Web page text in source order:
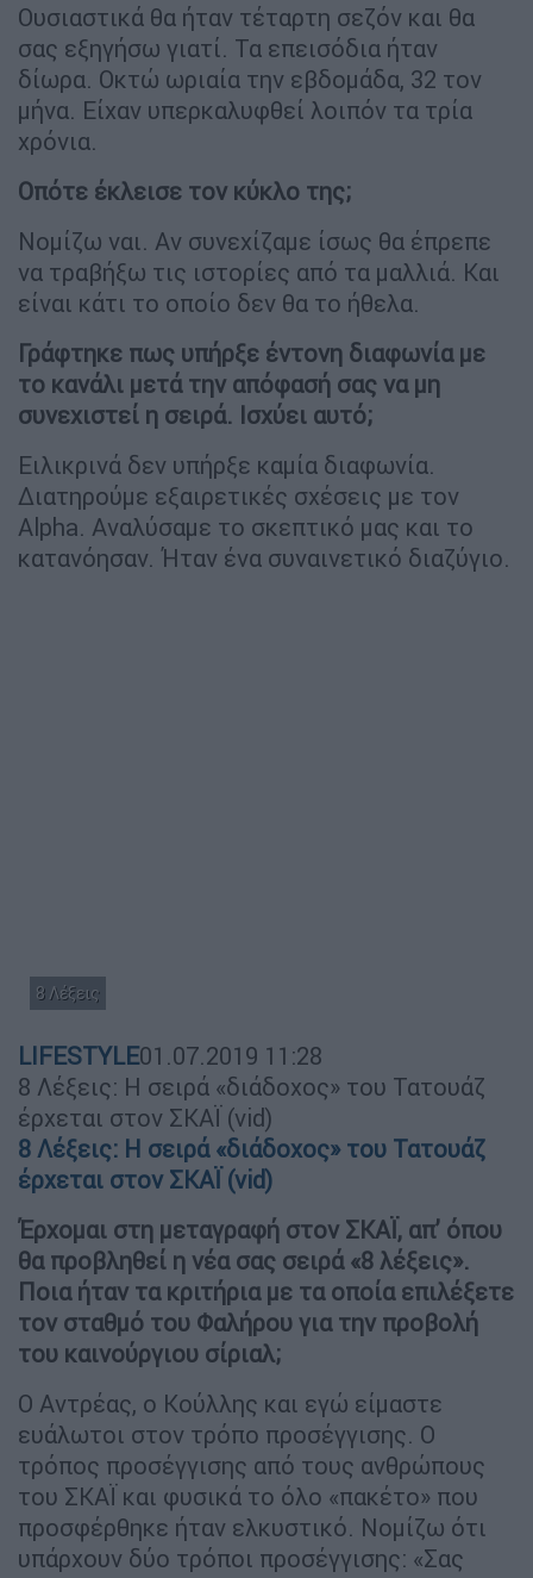
Ουσιαστικά θα ήταν τέταρτη σεζόν και θα
σας εξηγήσω γιατί. Τα επεισόδια ήταν
δίωρα. Οκτώ ωριαία την εβδομάδα, 32 τον
μήνα. Είχαν υπερκαλυφθεί λοιπόν τα τρία
χρόνια.
Οπότε έκλεισε τον κύκλο της;
Νομίζω ναι. Αν συνεχίζαμε ίσως θα έπρεπε
να τραβήξω τις ιστορίες από τα μαλλιά. Και
είναι κάτι το οποίο δεν θα το ήθελα.
Γράφτηκε πως υπήρξε έντονη διαφωνία με
το κανάλι μετά την απόφασή σας να μη
συνεχιστεί η σειρά. Ισχύει αυτό;
Ειλικρινά δεν υπήρξε καμία διαφωνία.
Διατηρούμε εξαιρετικές σχέσεις με τον
Alpha. Αναλύσαμε το σκεπτικό μας και το
κατανόησαν. Ήταν ένα συναινετικό διαζύγιο.
8 Λέξεις
LIFESTYLE01.07.2019 11:28
8 Λέξεις: Η σειρά «διάδοχος» του Τατουάζ
έρχεται στον ΣΚΑΪ (vid)
8 Λέξεις: Η σειρά «διάδοχος» του Τατουάζ
έρχεται στον ΣΚΑΪ (vid)
Έρχομαι στη μεταγραφή στον ΣΚΑΪ, απ’ όπου
θα προβληθεί η νέα σας σειρά «8 λέξεις».
Ποια ήταν τα κριτήρια με τα οποία επιλέξετε
τον σταθμό του Φαλήρου για την προβολή
του καινούργιου σίριαλ;
Ο Αντρέας, ο Κούλλης και εγώ είμαστε
ευάλωτοι στον τρόπο προσέγγισης. Ο
τρόπος προσέγγισης από τους ανθρώπους
του ΣΚΑΪ και φυσικά το όλο «πακέτο» που
προσφέρθηκε ήταν ελκυστικό. Νομίζω ότι
υπάρχουν δύο τρόποι προσέγγισης: «Σας